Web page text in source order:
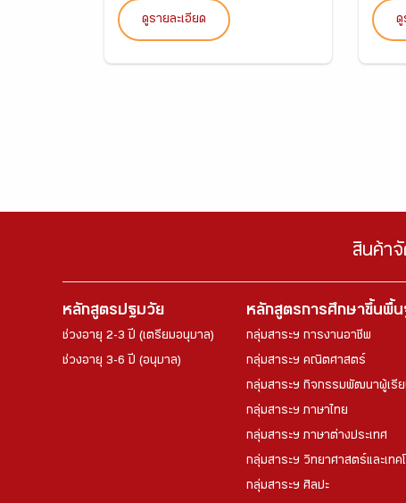
ดูรายละเอียด ดู
สินค้า
หลักสูตรปฐมวัย
ช่วงอายุ 2-3 ปี (เตรียมอนุบาล)
ช่วงอายุ 3-6 ปี (อนุบาล)
หลักสูตรการศึกษาขึ้นพื้น
กลุ่มสาระฯ การงานอาชีพ
กลุ่มสาระฯ คณิตศาสตร์
กลุ่มสาระฯ กิจกรรมพัฒนาผู้เรีย
กลุ่มสาระฯ ภาษาไทย
กลุ่มสาระฯ ภาษาต่างประเทศ
กลุ่มสาระฯ วิทยาศาสตร์และเทค
กลุ่มสาระฯ ศิลปะ